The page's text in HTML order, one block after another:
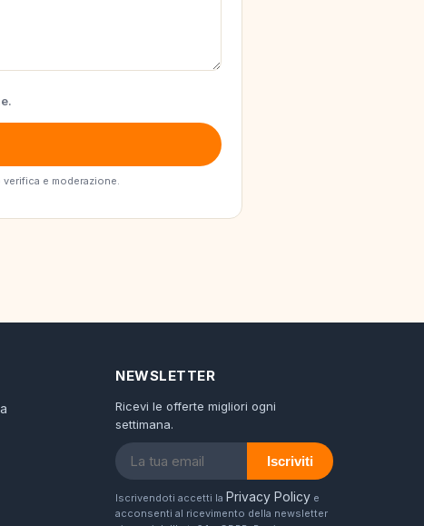
e moderazione.
NEWSLETTER
Ricevi le offerte migliori ogni
settimana.
Iscriviti
Iscrivendoti accetti la Privacy Policy e
acconsenti al ricevimento della newsletter